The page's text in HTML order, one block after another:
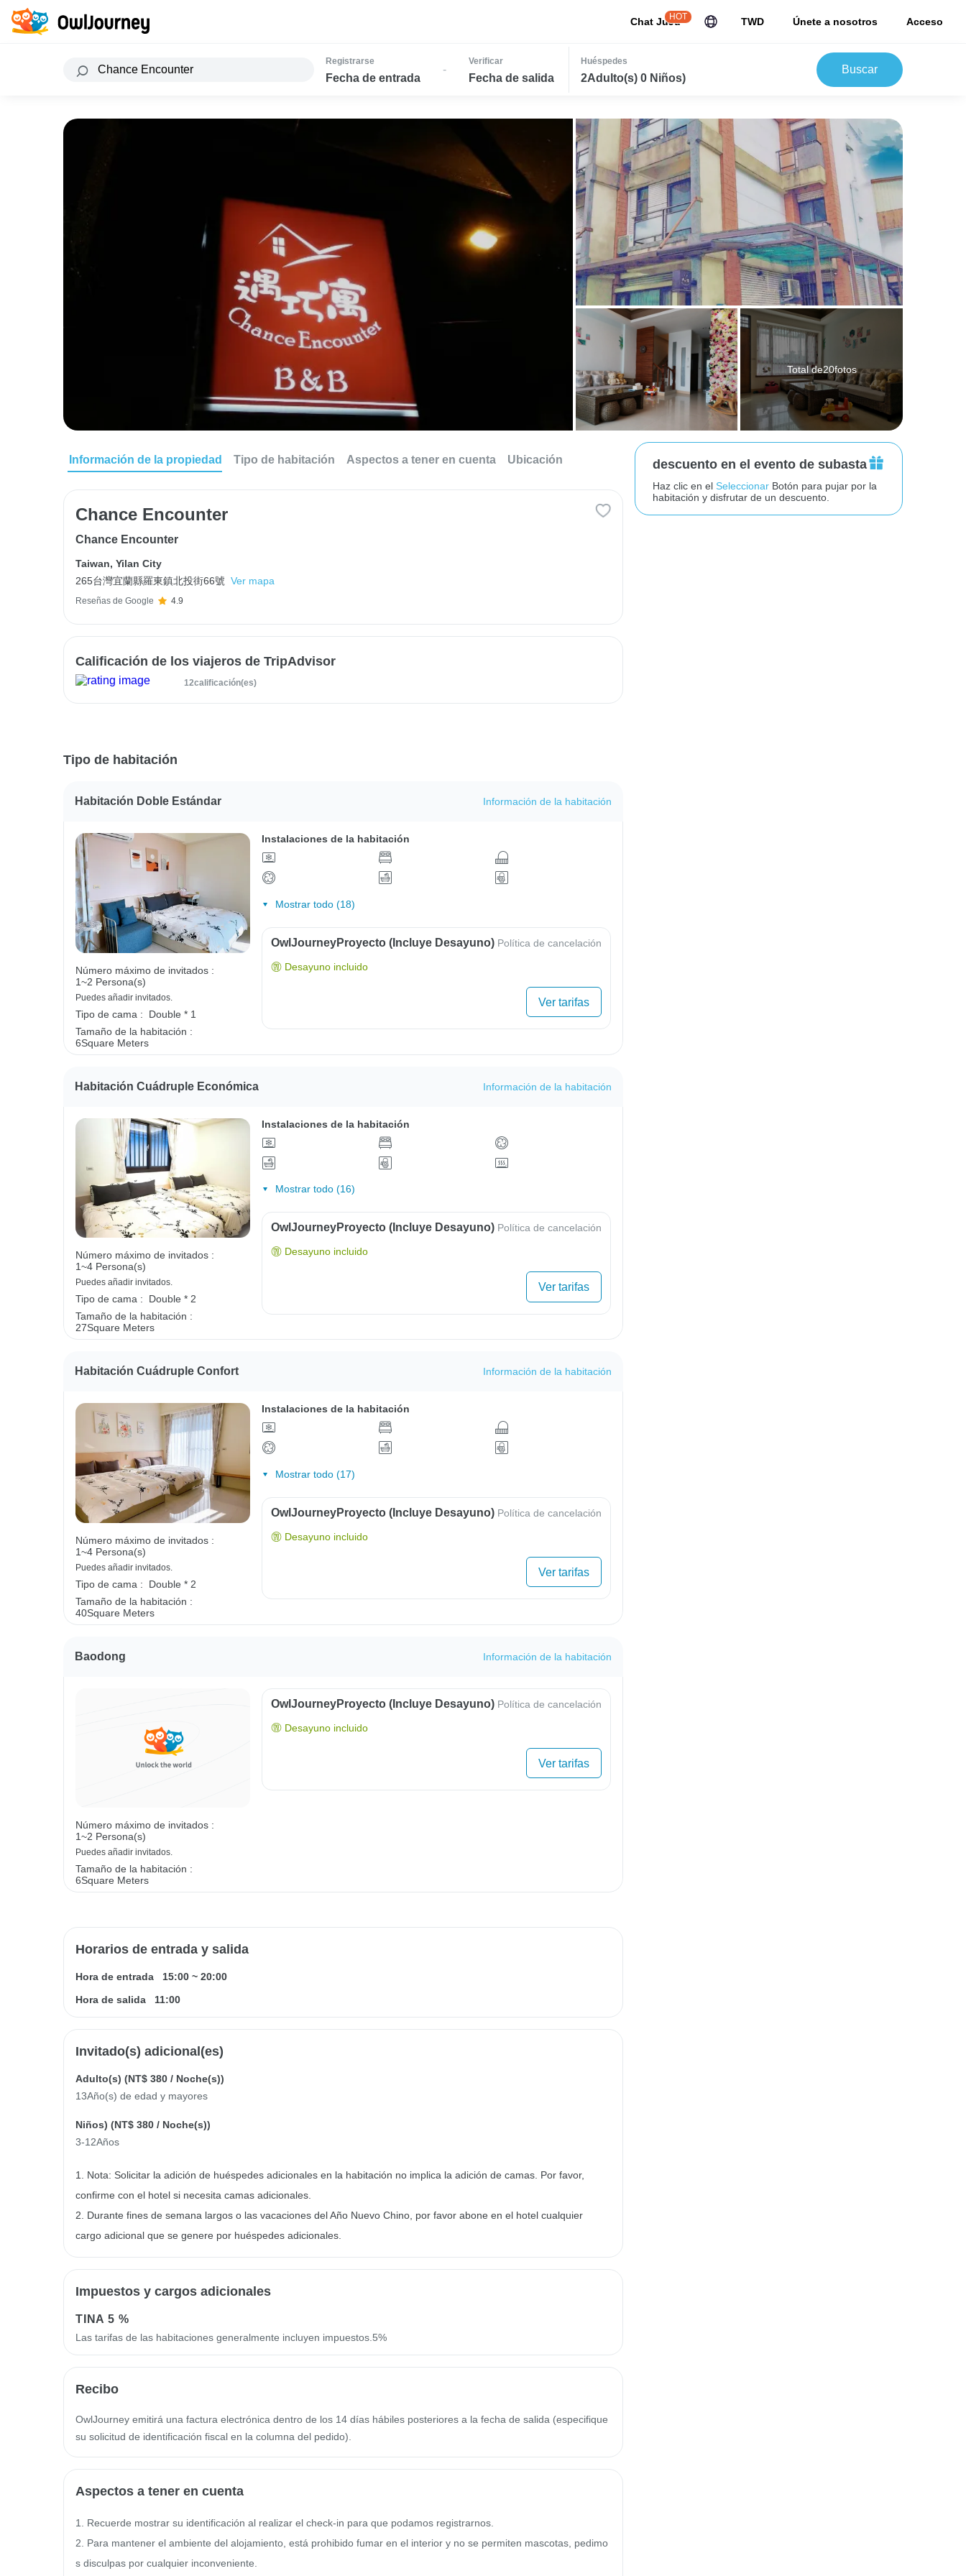
Chat JuJu
HOT TWD Únete a nosotros Acceso
Registrarse
Fecha de entrada
-
Verificar
Fecha de salida
Huéspedes
2Adulto(s) 0 Niños)
Buscar
Total de20fotos
Información de la propiedad Tipo de habitación Aspectos a tener en cuenta Ubicación
Chance Encounter
Chance Encounter
Taiwan, Yilan City
265台灣宜蘭縣羅東鎮北投街66號 Ver mapa
Reseñas de Google 4.9
Calificación de los viajeros de TripAdvisor
12calificación(es)
Tipo de habitación
Habitación Doble Estándar Información de la habitación
Número máximo de invitados :
1~2 Persona(s)
Puedes añadir invitados.
Tipo de cama :
Double * 1
Tamaño de la habitación :
6Square Meters
Instalaciones de la habitación
Mostrar todo (18)
OwlJourneyProyecto (Incluye Desayuno) Política de cancelación
Desayuno incluido
Ver tarifas
Habitación Cuádruple Económica Información de la habitación
Número máximo de invitados :
1~4 Persona(s)
Puedes añadir invitados.
Tipo de cama :
Double * 2
Tamaño de la habitación :
27Square Meters
Instalaciones de la habitación
Mostrar todo (16)
OwlJourneyProyecto (Incluye Desayuno) Política de cancelación
Desayuno incluido
Ver tarifas
Habitación Cuádruple Confort Información de la habitación
Número máximo de invitados :
1~4 Persona(s)
Puedes añadir invitados.
Tipo de cama :
Double * 2
Tamaño de la habitación :
40Square Meters
Instalaciones de la habitación
Mostrar todo (17)
OwlJourneyProyecto (Incluye Desayuno) Política de cancelación
Desayuno incluido
Ver tarifas
Baodong Información de la habitación
Número máximo de invitados :
1~2 Persona(s)
Puedes añadir invitados.
Tamaño de la habitación :
6Square Meters
OwlJourneyProyecto (Incluye Desayuno) Política de cancelación
Desayuno incluido
Ver tarifas
Horarios de entrada y salida
Hora de entrada 15:00 ~ 20:00
Hora de salida
11:00
Invitado(s) adicional(es)
Adulto(s) (NT$ 380 / Noche(s))
13Año(s) de edad y mayores
Niños) (NT$ 380 / Noche(s))
3-12Años
1. Nota: Solicitar la adición de huéspedes adicionales en la habitación no implica la adición de camas. Por favor,
confirme con el hotel si necesita camas adicionales.
2. Durante fines de semana largos o las vacaciones del Año Nuevo Chino, por favor abone en el hotel cualquier
cargo adicional que se genere por huéspedes adicionales.
Impuestos y cargos adicionales
TINA 5 %
Las tarifas de las habitaciones generalmente incluyen impuestos.5%
Recibo
OwlJourney emitirá una factura electrónica dentro de los 14 días hábiles posteriores a la fecha de salida (especifique
su solicitud de identificación fiscal en la columna del pedido).
Aspectos a tener en cuenta
1. Recuerde mostrar su identificación al realizar el check-in para que podamos registrarnos.
2. Para mantener el ambiente del alojamiento, está prohibido fumar en el interior y no se permiten mascotas, pedimo
s disculpas por cualquier inconveniente.
descuento en el evento de subasta
Haz clic en elSeleccionar Botón para pujar por la
habitación y disfrutar de un descuento.